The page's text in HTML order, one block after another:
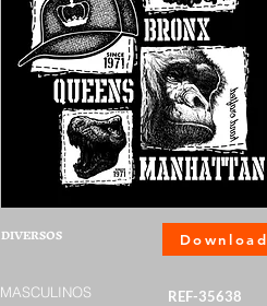
DIVERSOS Download
MASCULINOS REF-35638